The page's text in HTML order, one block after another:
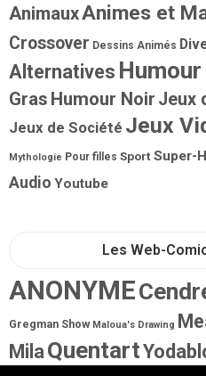
AnimauxAnimes et
Crossover Dessins Animés
Alternatives
Gras Humour Noir Jeux
Jeux de Société Jeux
Mythologie Pour filles SportSuper-
Audio Youtube
Les Web-
ANONYME
Gregman Show Maloua's Drawing
MilaQuentart